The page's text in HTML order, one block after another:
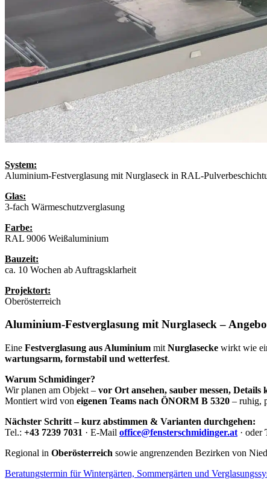
System:
Aluminium-Festverglasung mit Nurglaseck in RAL-
Glas:
3-fach Wärmeschutzverglasung
Farbe:
RAL 9006 Weißaluminium
Bauzeit:
ca. 10 Wochen ab Auftragsklarheit
Projektort:
Oberösterreich
Aluminium-Festverglasung mit Nurglaseck –
Eine Festverglasung aus Aluminium mit Nurglasecke wirkt wie
wartungsarm, formstabil und wetterfest.
Warum Schmidinger?
Wir planen am Objekt – vor Ort ansehen, sauber messen, Details
Montiert wird von eigenen Teams nach ÖNORM B 5320 – ruhig,
Nächster Schritt – kurz abstimmen & Varianten durchgehen:
Tel.: +43 7239 7031 · E-Mail office@fensterschmidinger.at · oder
Regional in Oberösterreich sowie angrenzenden Bezirken von
Beratungstermin für Wintergärten, Sommergärten und